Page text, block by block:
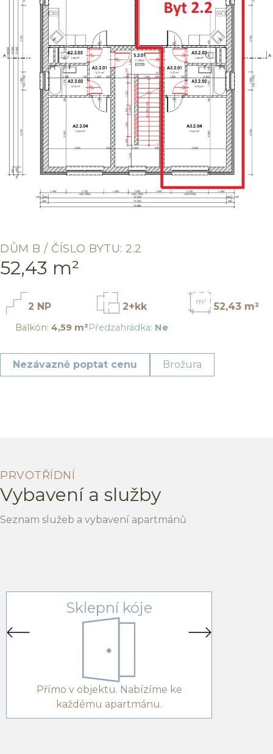
DŮM B / ČÍSLO BYTU: 2.2
52,43 m²
2 NP 2+kk 52,43 m²
Balkón: 4,59 m²Předzahrádka: Ne
Nezávazně poptat cenu Brožura
PRVOTŘÍDNÍ
Vybavení a služby
Seznam služeb a vybavení apartmánů
Sklepní kóje
Přímo v objektu. Nabízíme ke
každému apartmánu.